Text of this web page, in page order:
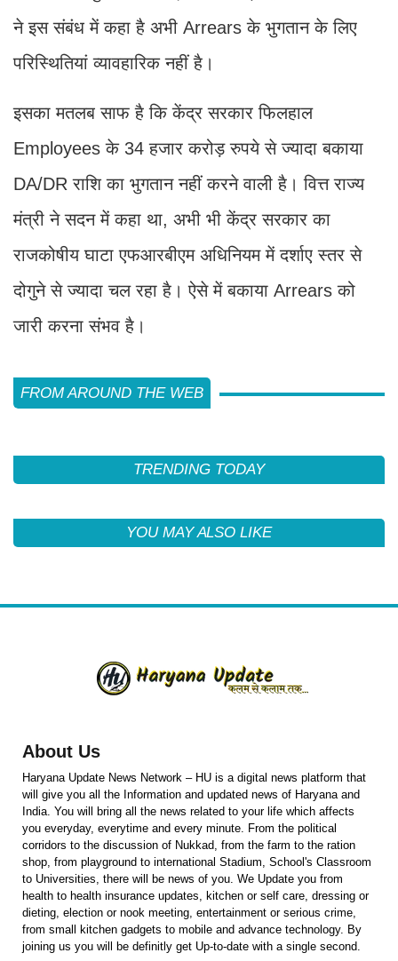
ने इस संबंध में कहा है अभी Arrears के भुगतान के लिए
परिस्थितियां व्यावहारिक नहीं है।
इसका मतलब साफ है कि केंद्र सरकार फिलहाल
Employees के 34 हजार करोड़ रुपये से ज्यादा बकाया
DA/DR राशि का भुगतान नहीं करने वाली है। वित्त राज्य
मंत्री ने सदन में कहा था, अभी भी केंद्र सरकार का
राजकोषीय घाटा एफआरबीएम अधिनियम में दर्शाए स्तर से
दोगुने से ज्यादा चल रहा है। ऐसे में बकाया Arrears को
जारी करना संभव है।
FROM AROUND THE WEB
TRENDING TODAY
YOU MAY ALSO LIKE
About Us
Haryana Update News Network – HU is a digital news platform that
will give you all the Information and updated news of Haryana and
India. You will bring all the news related to your life which affects
you everyday, everytime and every minute. From the political
corridors to the discussion of Nukkad, from the farm to the ration
shop, from playground to international Stadium, School's Classroom
to Universities, there will be news of you. We Update you from
health to health insurance updates, kitchen or self care, dressing or
dieting, election or nook meeting, entertainment or serious crime,
from small kitchen gadgets to mobile and advance technology. By
joining us you will be definitly get Up-to-date with a single second.